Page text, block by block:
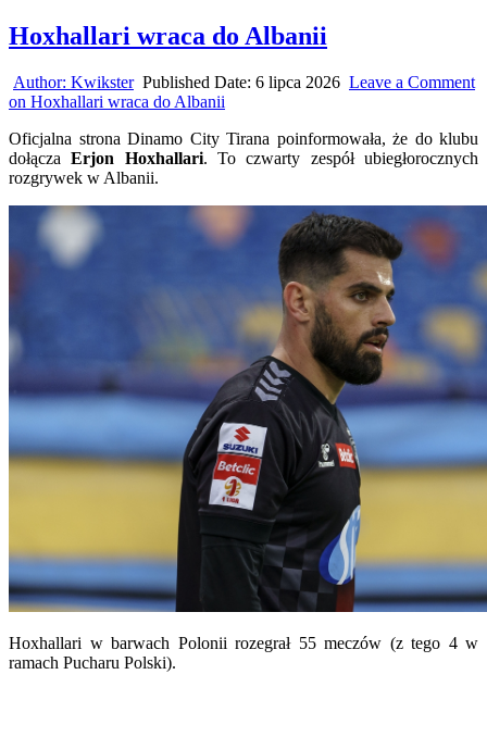
Hoxhallari wraca do Albanii
Author: Kwikster Published Date: 6 lipca 2026 Leave a Comment
on Hoxhallari wraca do Albanii
Oficjalna strona Dinamo City Tirana poinformowała, że do klubu
dołączaErjon Hoxhallari. To czwarty zespół ubiegłorocznych
rozgrywek w Albanii.
Hoxhallari w barwach Polonii rozegrał 55 meczów (z tego 4 w
ramach Pucharu Polski).